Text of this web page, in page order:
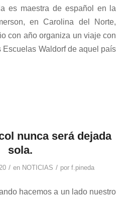
es maestra de español en la
en Carolina del Norte,
con año organiza un viaje con
Escuelas Waldorf de aquel país
nunca será dejada
sola.
/ en NOTICIAS / por f.pineda
hacemos a un lado nuestro